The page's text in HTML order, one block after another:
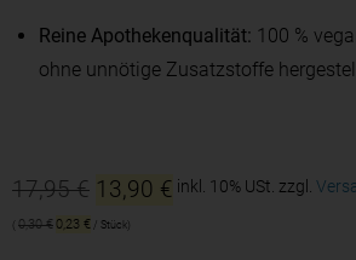
Reine Apothekenqualität: 100 %
ohne unnötige Zusatzstoffe
17,95€ 13,90 € inkl. 10% USt. zzgl.
0,30€ 0,23 € / Stück